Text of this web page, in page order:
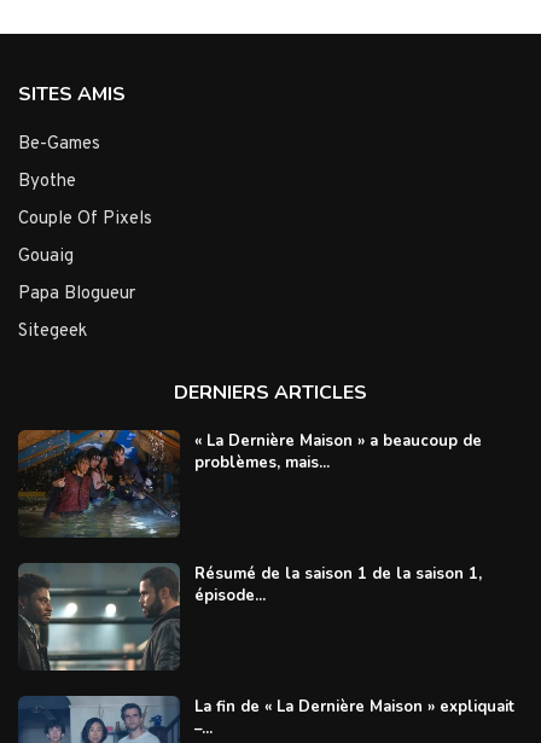
SITES AMIS
Be-Games
Byothe
Couple Of Pixels
Gouaig
Papa Blogueur
Sitegeek
DERNIERS ARTICLES
« La Dernière Maison » a beaucoup de
problèmes, mais...
Résumé de la saison 1 de la saison 1,
épisode...
La fin de « La Dernière Maison » expliquait
–...